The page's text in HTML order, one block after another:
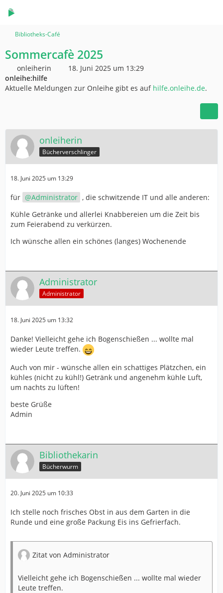
Bibliotheks-Café
Sommercafè 2025
onleiherin
18. Juni 2025 um 13:29
onleihe:hilfe
Aktuelle Meldungen zur Onleihe gibt es auf hilfe.onleihe.de.
onleiherin
Bücherverschlinger
18. Juni 2025 um 13:29
für Administrator , die schwitzende IT und alle anderen:
Kühle Getränke und allerlei Knabbereien um die Zeit bis
zum Feierabend zu verkürzen.
Ich wünsche allen ein schönes (langes) Wochenende
Administrator
Administrator
18. Juni 2025 um 13:32
Danke! Vielleicht gehe ich Bogenschießen ... wollte mal
wieder Leute treffen.
Auch von mir - wünsche allen ein schattiges Plätzchen, ein
kühles (nicht zu kühl!) Getränk und angenehm kühle Luft,
um nachts zu lüften!
beste Grüße
Admin
Bibliothekarin
Bücherwurm
20. Juni 2025 um 10:33
Ich stelle noch frisches Obst in aus dem Garten in die
Runde und eine große Packung Eis ins Gefrierfach.
Zitat von Administrator
Vielleicht gehe ich Bogenschießen ... wollte mal wieder
Leute treffen.